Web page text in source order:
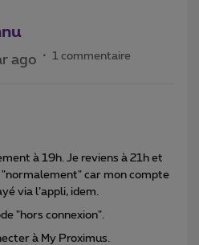
ago 1 commentaire
à 19h. Je reviens à 21h et
car mon compte
via l’appli, idem.
"hors connexion".
à My Proximus.